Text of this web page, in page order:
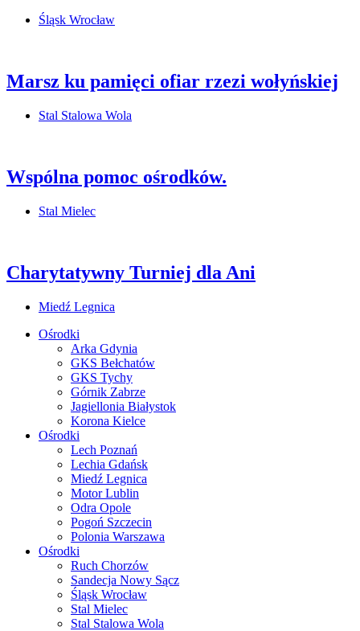
Śląsk Wrocław
Marsz ku pamięci ofiar rzezi wołyńskiej
Stal Stalowa Wola
Wspólna pomoc ośrodków.
Stal Mielec
Charytatywny Turniej dla Ani
Miedź Legnica
Ośrodki
Arka Gdynia
GKS Bełchatów
GKS Tychy
Górnik Zabrze
Jagiellonia Białystok
Korona Kielce
Ośrodki
Lech Poznań
Lechia Gdańsk
Miedź Legnica
Motor Lublin
Odra Opole
Pogoń Szczecin
Polonia Warszawa
Ośrodki
Ruch Chorzów
Sandecja Nowy Sącz
Śląsk Wrocław
Stal Mielec
Stal Stalowa Wola